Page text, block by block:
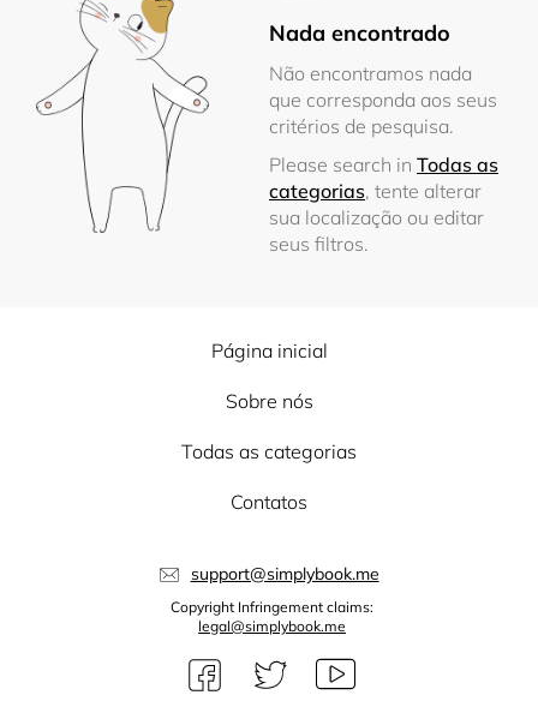
Nada encontrado
Não encontramos nada
que corresponda aos seus
critérios de pesquisa.
Please search in Todas as
categorias, tente alterar
sua localização ou editar
seus filtros.
Página inicial
Sobre nós
Todas as categorias
Contatos
support@simplybook.me
Copyright Infringement claims:
legal@simplybook.me